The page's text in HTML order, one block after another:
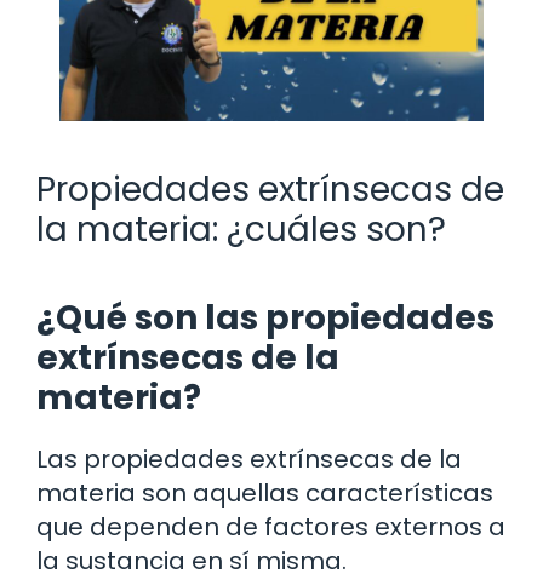
Propiedades extrínsecas de
la materia: ¿cuáles son?
¿Qué son las propiedades
extrínsecas de la
materia?
Las propiedades extrínsecas de la
materia son aquellas características
que dependen de factores externos a
la sustancia en sí misma.